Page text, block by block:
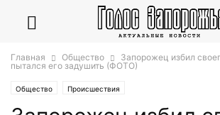
Главная Общество
Запорожец избил
пытался его задушить (ФОТО)
Общество Происшествия